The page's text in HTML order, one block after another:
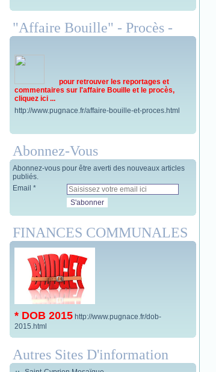
"Affaire Bouille" - Procès -
pour retrouver les reportages et
commentaires sur l'affaire Bouille et le procès,
cliquez ici ...
http://www.pugnace.fr/affaire-bouille-et-proces.html
Abonnez-Vous
Abonnez-vous pour être averti des nouveaux articles
publiés.
Email
FINANCES COMMUNALES
* DOB 2015 http://www.pugnace.fr/dob-
2015.html
Autres Sites D'information